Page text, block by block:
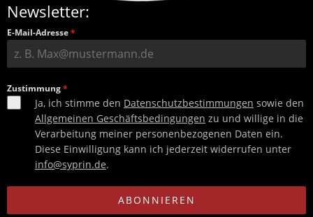
Newsletter:
E-Mail-Adresse*
Zustimmung*
Ja, ich stimme den Datenschutzbestimmungen sowie den
Allgemeinen Geschäftsbedingungen zu und willige in die
Verarbeitung meiner personenbezogenen Daten ein.
Diese Einwilligung kann ich jederzeit widerrufen unter
info@syprin.de.
ABONNIEREN